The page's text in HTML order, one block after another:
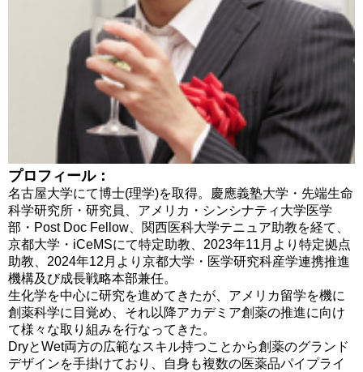
プロフィール：
名古屋大学にて博士(理学)を取得。慶應義塾大学・先端生命
科学研究所・研究員、アメリカ・シンシナティ大学医学
部・Post Doc Fellow、関西医科大学テニュア助教を経て、
京都大学・iCeMSにて特定助教、2023年11月より特定拠点
助教、2024年12月より京都大学・医学研究科産学連携推進
機構及び成長戦略本部兼任。
生化学を中心に研究を進めてきたが、アメリカ留学を機に
創薬科学に目覚め、それ以降アカデミア創薬の推進に向け
て様々な取り組みを行なってきた。
DryとWet両方の広範なスキル持つことから創薬のグランド
デザインを手掛けており、自身も複数の医薬品パイプライ